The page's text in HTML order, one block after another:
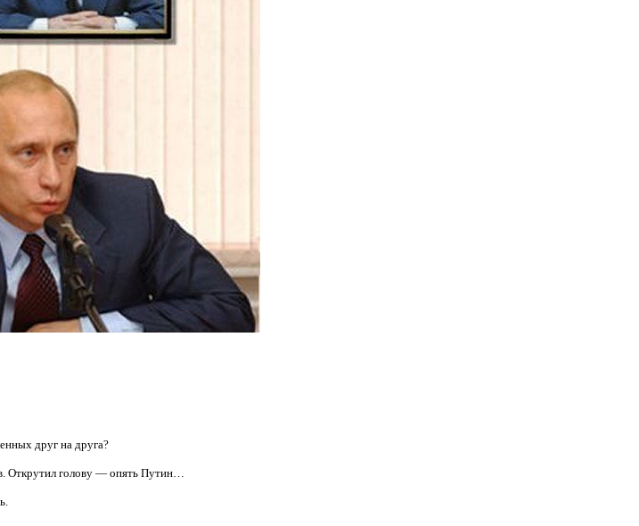
друг на друга?
Открутил голову — опять Путин…